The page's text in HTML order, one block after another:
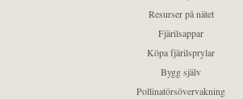
Resurser på nätet
Fjärilsappar
Köpa fjärilsprylar
Bygg själv
Pollinatörsövervakning